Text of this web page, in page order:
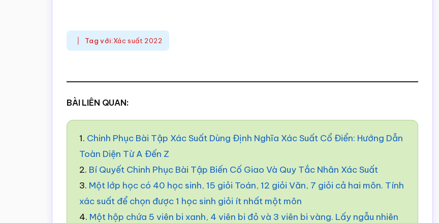
Tag với:Xác suất 2022
BÀI LIÊN QUAN:
1. Chinh Phục Bài Tập Xác Suất Dùng Định Nghĩa Xác Suất Cổ Điển: Hướng Dẫn
Toàn Diện Từ A Đến Z
2. Bí Quyết Chinh Phục Bài Tập Biến Cố Giao Và Quy Tắc Nhân Xác Suất
3. Một lớp học có 40 học sinh, 15 giỏi Toán, 12 giỏi Văn, 7 giỏi cả hai môn. Tính
xác suất để chọn được 1 học sinh giỏi ít nhất một môn
4. Một hộp chứa 5 viên bi xanh, 4 viên bi đỏ và 3 viên bi vàng. Lấy ngẫu nhiên